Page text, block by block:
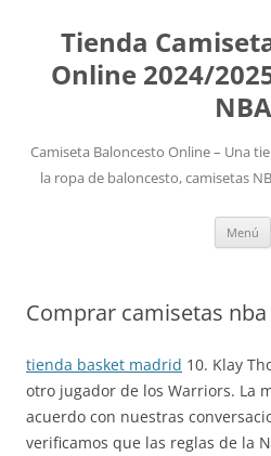
Tienda
Online 2024/
NBA
Camiseta Baloncesto Online – Una
la ropa de baloncesto, camisetas
Menú
Comprar camisetas
tienda basket madrid 10. Klay
otro jugador de los Warriors. La
acuerdo con nuestras
verificamos que las reglas de la